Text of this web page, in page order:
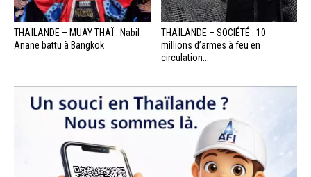
THAÏLANDE – MUAY THAÏ : Nabil
Anane battu à Bangkok
THAÏLANDE – SOCIÉTÉ : 10
millions d’armes à feu en
circulation...